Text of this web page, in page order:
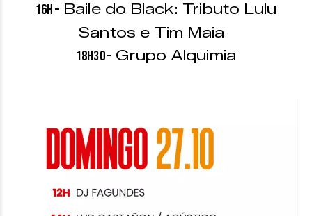
16h – Baile do Black: Tributo Lulu
Santos e Tim Maia
18h30 – Grupo Alquimia